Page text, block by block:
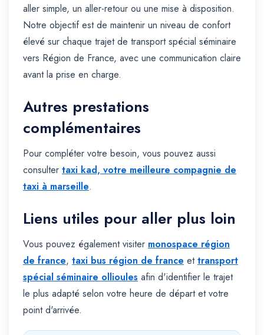
aller simple, un aller-retour ou une mise à disposition.
Notre objectif est de maintenir un niveau de confort
élevé sur chaque trajet de transport spécial séminaire
vers Région de France, avec une communication claire
avant la prise en charge.
Autres prestations
complémentaires
Pour compléter votre besoin, vous pouvez aussi
consulter taxi kad, votre meilleure compagnie de
taxi à marseille.
Liens utiles pour aller plus loin
Vous pouvez également visiter monospace région
de france, taxi bus région de france ettransport
spécial séminaire ollioules afin d'identifier le trajet
le plus adapté selon votre heure de départ et votre
point d'arrivée.